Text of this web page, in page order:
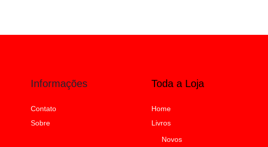
Informações
Contato
Sobre
Toda a Loja
Home
Livros
Novos